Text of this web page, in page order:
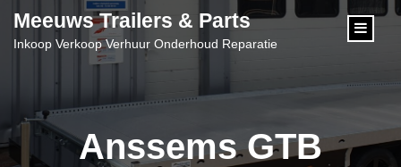
Meeuws Trailers & Parts
Inkoop Verkoop Verhuur Onderhoud Reparatie
Anssems GTB